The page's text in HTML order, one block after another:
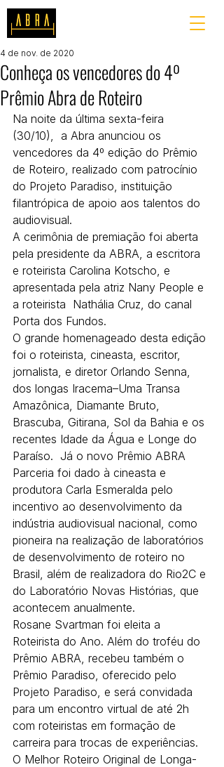
Conheça os vencedores do 4º
Prêmio Abra de Roteiro
4 de nov. de 2020
Na noite da última sexta-feira
(30/10),  a Abra anunciou os
vencedores da 4º edição do Prêmio
de Roteiro, realizado com patrocínio
do Projeto Paradiso, instituição
filantrópica de apoio aos talentos do
audiovisual.
A cerimônia de premiação foi aberta
pela presidente da ABRA, a escritora
e roteirista Carolina Kotscho, e
apresentada pela atriz Nany People e
a roteirista  Nathália Cruz, do canal
Porta dos Fundos.
O grande homenageado desta edição
foi o roteirista, cineasta, escritor,
jornalista, e diretor Orlando Senna,
dos longas Iracema–Uma Transa
Amazônica, Diamante Bruto,
Brascuba, Gitirana, Sol da Bahia e os
recentes Idade da Água e Longe do
Paraíso.  Já o novo Prêmio ABRA
Parceria foi dado à cineasta e
produtora Carla Esmeralda pelo
incentivo ao desenvolvimento da
indústria audiovisual nacional, como
pioneira na realização de laboratórios
de desenvolvimento de roteiro no
Brasil, além de realizadora do Rio2C e
do Laboratório Novas Histórias, que
acontecem anualmente.
Rosane Svartman foi eleita a
Roteirista do Ano. Além do troféu do
Prêmio ABRA, recebeu também o
Prêmio Paradiso, oferecido pelo
Projeto Paradiso, e será convidada
para um encontro virtual de até 2h
com roteiristas em formação de
carreira para trocas de experiências.
O Melhor Roteiro Original de Longa-